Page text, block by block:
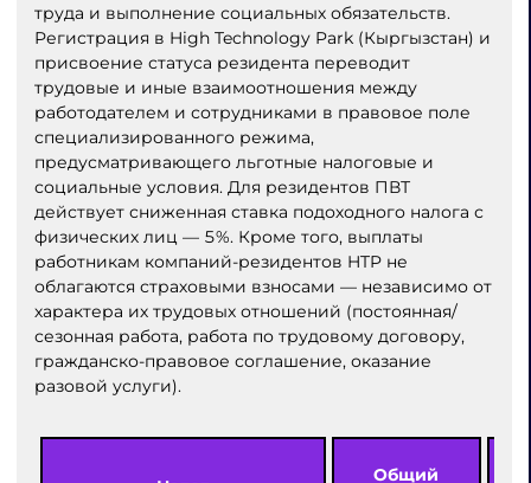
труда и выполнение социальных обязательств.
Регистрация в High Technology Park (Кыргызстан) и
присвоение статуса резидента переводит
трудовые и иные взаимоотношения между
работодателем и сотрудниками в правовое поле
специализированного режима,
предусматривающего льготные налоговые и
социальные условия. Для резидентов ПВТ
действует сниженная ставка подоходного налога с
физических лиц — 5%. Кроме того, выплаты
работникам компаний-резидентов HTP не
облагаются страховыми взносами — независимо от
характера их трудовых отношений (постоянная/
сезонная работа, работа по трудовому договору,
гражданско-правовое соглашение, оказание
разовой услуги).
Общий